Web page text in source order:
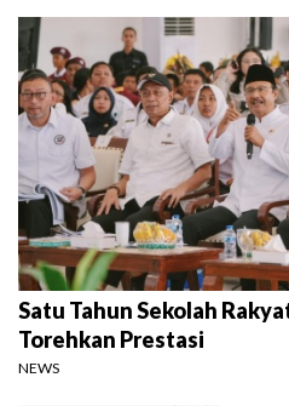
Satu Tahun Sekolah
Torehkan Prestasi
NEWS